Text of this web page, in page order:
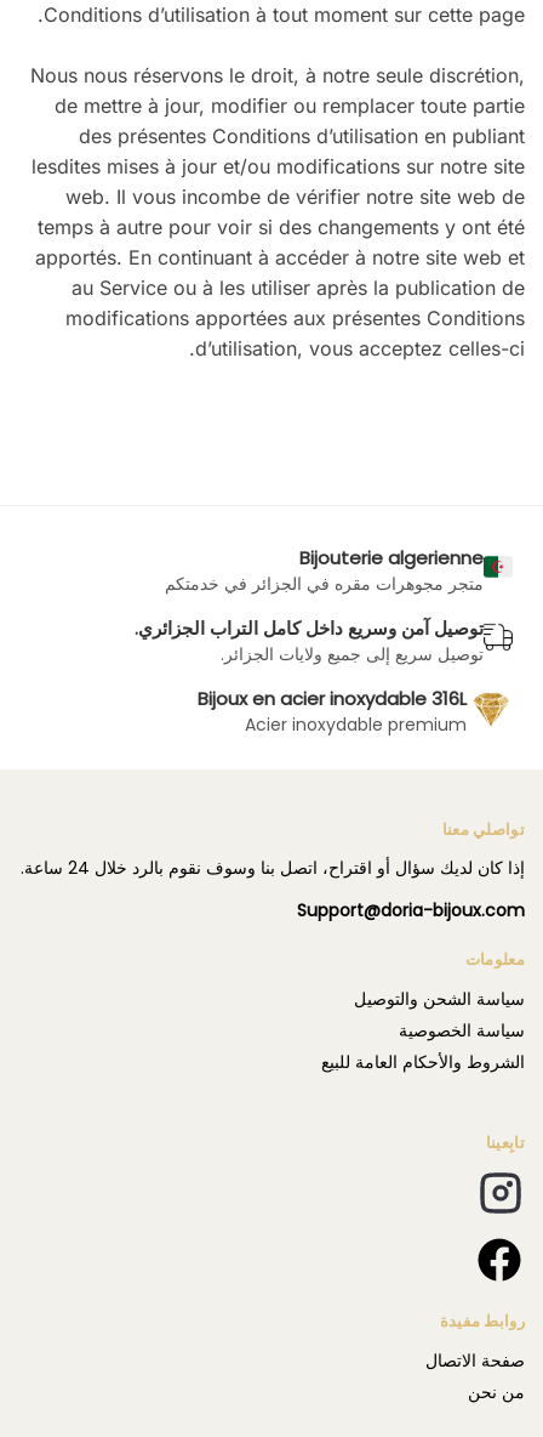
Conditions d’utilisation à tout moment sur cette page.
Nous nous réservons le droit, à notre seule discrétion,
de mettre à jour, modifier ou remplacer toute partie
des présentes Conditions d’utilisation en publiant
lesdites mises à jour et/ou modifications sur notre site
web. Il vous incombe de vérifier notre site web de
temps à autre pour voir si des changements y ont été
apportés. En continuant à accéder à notre site web et
au Service ou à les utiliser après la publication de
modifications apportées aux présentes Conditions
d’utilisation, vous acceptez celles-ci.
Bijouterie algerienne
متجر مجوهرات مقره في الجزائر في خدمتكم
توصيل آمن وسريع داخل كامل التراب الجزائري.
توصيل سريع إلى جميع ولايات الجزائر.
Bijoux en acier inoxydable 316L
Acier inoxydable premium
تواصلي معنا
إذا كان لديك سؤال أو اقتراح، اتصل بنا وسوف نقوم بالرد خلال 24 ساعة.
Support@doria-bijoux.com
معلومات
سياسة الشحن والتوصيل
سياسة الخصوصية
الشروط والأحكام العامة للبيع
تابِعينا
روابط مفيدة
صفحة الاتصال
من نحن